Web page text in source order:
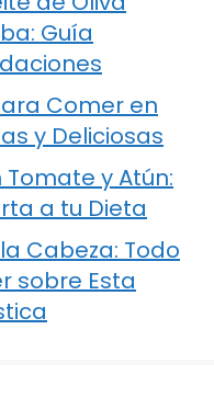
Guía
Comer en
y Deliciosas
y Atún:
a tu Dieta
Cabeza: Todo
sobre Esta